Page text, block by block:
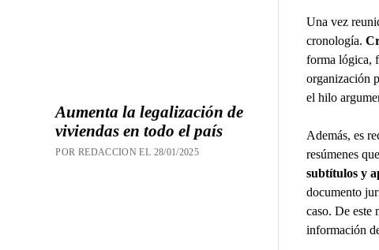
Aumenta la legalización de
viviendas en todo el país
POR REDACCION EL 28/01/2025
Una vez
cronología.
forma lógica,
organización
el hilo
Además, es
resúmenes
subtítulos y
documento
caso. De este
información